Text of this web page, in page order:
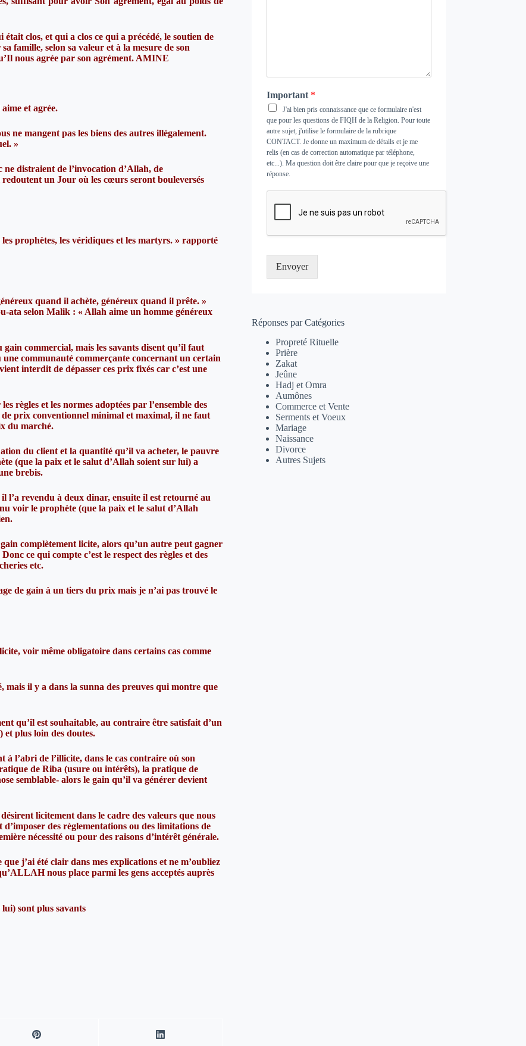
clos, et qui a clos ce qui a précédé, le soutien de
famille, selon sa valeur et à la mesure de son
nous agrée par son agrément. AMINE
et agrée.
ne mangent pas les biens des autres illégalement.
»
distraient de l’invocation d’Allah, de
un Jour où les cœurs seront bouleversés
prophètes, les véridiques et les martyrs. » rapporté
quand il achète, généreux quand il prête. »
selon Malik : « Allah aime un homme généreux
commercial, mais les savants disent qu’il faut
communauté commerçante concernant un certain
interdit de dépasser ces prix fixés car c’est une
règles et les normes adoptées par l’ensemble des
prix conventionnel minimal et maximal, il ne faut
du marché.
du client et la quantité qu’il va acheter, le pauvre
(que la paix et le salut d’Allah soient sur lui) a
brebis.
l’a revendu à deux dinar, ensuite il est retourné au
voir le prophète (que la paix et le salut d’Allah
complètement licite, alors qu’un autre peut gagner
ce qui compte c’est le respect des règles et des
etc.
de gain à un tiers du prix mais je n’ai pas trouvé le
voir même obligatoire dans certains cas comme
mais il y a dans la sunna des preuves qui montre que
qu’il est souhaitable, au contraire être satisfait d’un
et plus loin des doutes.
à l’abri de l’illicite, dans le cas contraire où son
de Riba (usure ou intérêts), la pratique de
semblable- alors le gain qu’il va générer devient
licitement dans le cadre des valeurs que nous
des règlementations ou des limitations de
nécessité ou pour des raisons d’intérêt générale.
j’ai été clair dans mes explications et ne m’oubliez
nous place parmi les gens acceptés auprès
sont plus savants
Important *
J'ai bien pris connaissance que ce formulaire n'est
que pour les questions de FIQH de la Religion. Pour toute
autre sujet, j'utilise le formulaire de la rubrique
CONTACT. Je donne un maximum de détails et je me
relis (en cas de correction automatique par téléphone,
etc...). Ma question doit être claire pour que je reçoive une
réponse.
Envoyer
Réponses par Catégories
Propreté Rituelle
Prière
Zakat
Jeûne
Hadj et Omra
Aumônes
Commerce et Vente
Serments et Voeux
Mariage
Naissance
Divorce
Autres Sujets